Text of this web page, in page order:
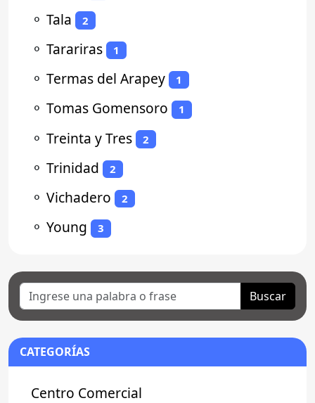
⚬ Tala 2
⚬ Tarariras 1
⚬ Termas del Arapey 1
⚬ Tomas Gomensoro 1
⚬ Treinta y Tres 2
⚬ Trinidad 2
⚬ Vichadero 2
⚬ Young 3
Buscar
CATEGORÍAS
Centro Comercial